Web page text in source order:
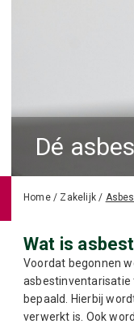
Dé
Home/ Zakelijk /
Wat is
Voordat begonnen
asbestinventarisatie
bepaald. Hierbij
verwerkt is. Ook